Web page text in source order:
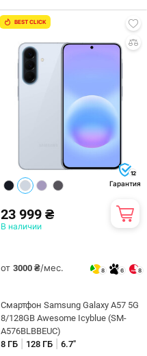
BEST CLICK
12
Гарантия
23 999 ₴
В наличии
от 3000 ₴/мес. 8 6 8
Смартфон Samsung Galaxy A57 5G
8/128GB Awesome Icyblue (SM-
A576BLBBEUC)
8 ГБ
128 ГБ 6.7"